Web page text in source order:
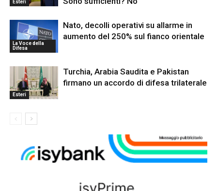
Esteri
La Voce della
Difesa
Nato, decolli operativi su allarme in
aumento del 250% sul fianco orientale
Esteri
Turchia, Arabia Saudita e Pakistan
firmano un accordo di difesa trilaterale